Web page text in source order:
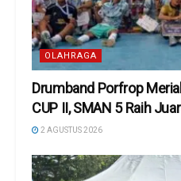
OLAHRAGA
Drumband Porfrop
CUP II, SMAN 5 Raih
2 AGUSTUS 2026